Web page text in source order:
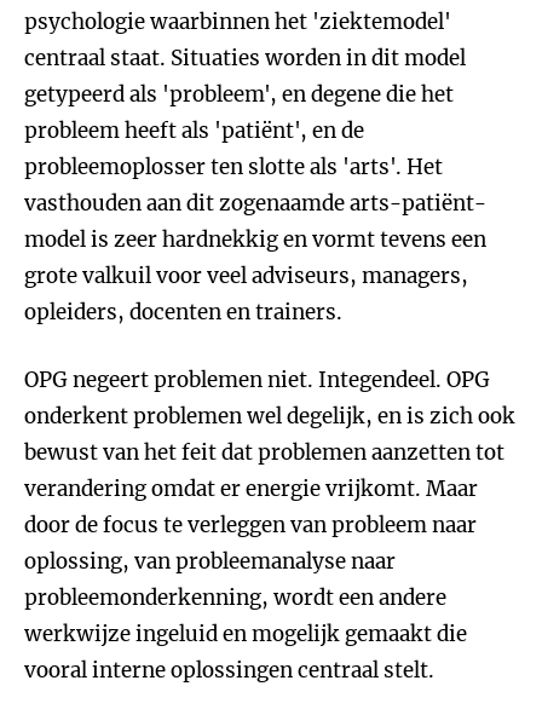
psychologie waarbinnen het 'ziektemodel'
centraal staat. Situaties worden in dit model
getypeerd als 'probleem', en degene die het
probleem heeft als 'patiënt', en de
probleemoplosser ten slotte als 'arts'. Het
vasthouden aan dit zogenaamde arts-patiënt-
model is zeer hardnekkig en vormt tevens een
grote valkuil voor veel adviseurs, managers,
opleiders, docenten en trainers.
OPG negeert problemen niet. Integendeel. OPG
onderkent problemen wel degelijk, en is zich ook
bewust van het feit dat problemen aanzetten tot
verandering omdat er energie vrijkomt. Maar
door de focus te verleggen van probleem naar
oplossing, van probleemanalyse naar
probleemonderkenning, wordt een andere
werkwijze ingeluid en mogelijk gemaakt die
vooral interne oplossingen centraal stelt.